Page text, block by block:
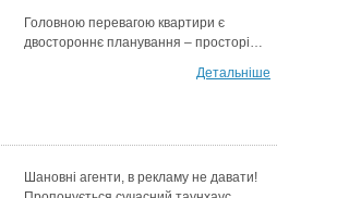
Головною перевагою квартири є
двостороннє планування – просторі…
Детальніше
Шановні агенти, в рекламу не давати!